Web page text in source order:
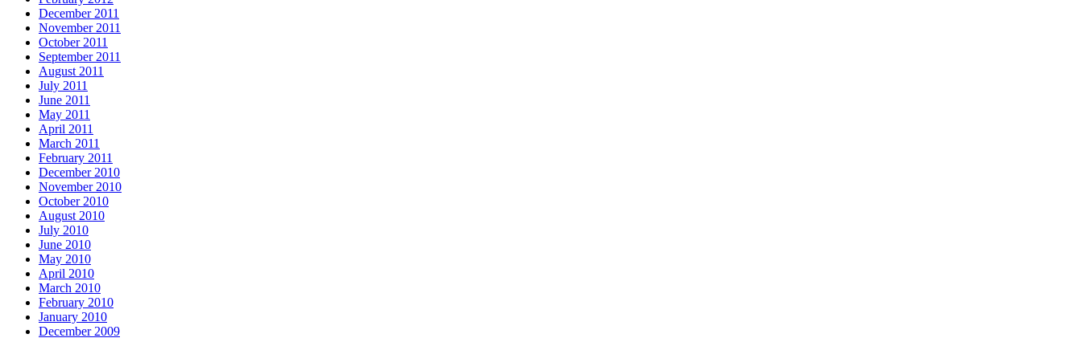
December 2011
November 2011
October 2011
September 2011
August 2011
July 2011
June 2011
May 2011
April 2011
March 2011
February 2011
December 2010
November 2010
October 2010
August 2010
July 2010
June 2010
May 2010
April 2010
March 2010
February 2010
January 2010
December 2009